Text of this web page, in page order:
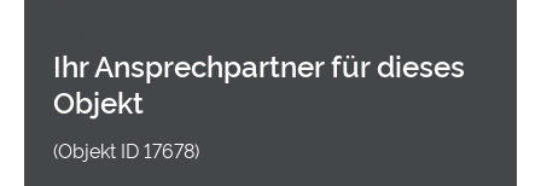
Schlafzimmer eine angenehme Rückzugsmöglichkeit
schafft. Küche und Bad sind zeitlos und gut erhalten.
zusätzlichen Stauraum.
Ihr Ansprech­partner für dieses
Objekt
(Objekt ID 17678)